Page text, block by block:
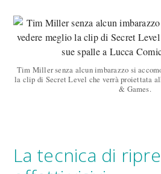
Tim Miller senza alcun imbarazzo si
la clip di Secret Level che verrà proiettata
& Games.
La tecnica di